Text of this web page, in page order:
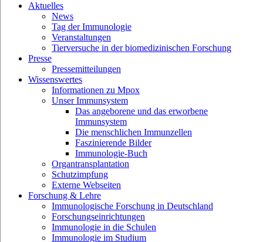
Aktuelles
News
Tag der Immunologie
Veranstaltungen
Tierversuche in der biomedizinischen Forschung
Presse
Pressemitteilungen
Wissenswertes
Informationen zu Mpox
Unser Immunsystem
Das angeborene und das erworbene
Immunsystem
Die menschlichen Immunzellen
Faszinierende Bilder
Immunologie-Buch
Organtransplantation
Schutzimpfung
Externe Webseiten
Forschung & Lehre
Immunologische Forschung in Deutschland
Forschungseinrichtungen
Immunologie in die Schulen
Immunologie im Studium